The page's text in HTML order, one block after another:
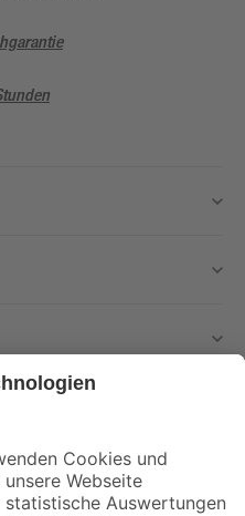
Aktionen mehr verpassen!